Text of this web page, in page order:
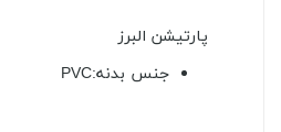
پارتیشن البرز
جنس بدنه:PVC